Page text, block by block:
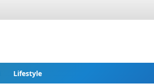
Lifestyle